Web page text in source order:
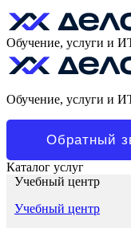
Обучение, услуги и
Обучение, услуги и
Обратный
Каталог услуг
Учебный центр
Учебный центр